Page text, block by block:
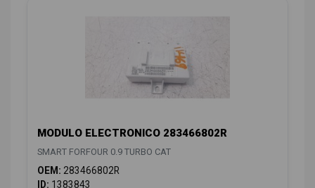
MODULO ELECTRONICO 283466802R
SMART FORFOUR 0.9 TURBO CAT
OEM: 283466802R
ID: 1383843